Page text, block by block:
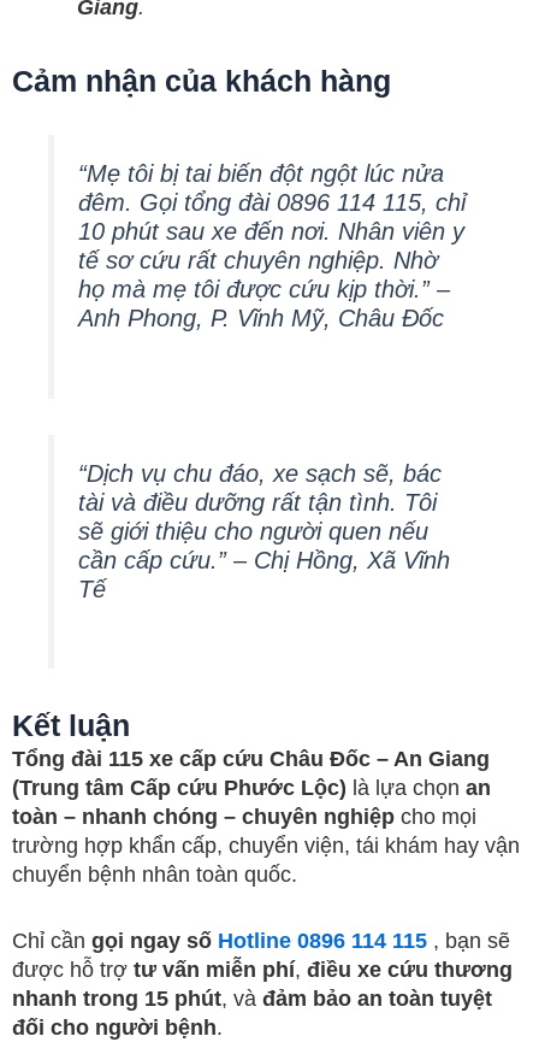
Giang.
Cảm nhận của khách hàng
“Mẹ tôi bị tai biến đột ngột lúc nửa
đêm. Gọi tổng đài 0896 114 115, chỉ
10 phút sau xe đến nơi. Nhân viên y
tế sơ cứu rất chuyên nghiệp. Nhờ
họ mà mẹ tôi được cứu kịp thời.” –
Anh Phong, P. Vĩnh Mỹ, Châu Đốc
“Dịch vụ chu đáo, xe sạch sẽ, bác
tài và điều dưỡng rất tận tình. Tôi
sẽ giới thiệu cho người quen nếu
cần cấp cứu.” – Chị Hồng, Xã Vĩnh
Tế
Kết luận
Tổng đài 115 xe cấp cứu Châu Đốc – An Giang
(Trung tâm Cấp cứu Phước Lộc) là lựa chọn an
toàn – nhanh chóng – chuyên nghiệp cho mọi
trường hợp khẩn cấp, chuyển viện, tái khám hay vận
chuyển bệnh nhân toàn quốc.
Chỉ cần gọi ngay số Hotline 0896 114 115 , bạn sẽ
được hỗ trợ tư vấn miễn phí, điều xe cứu thương
nhanh trong 15 phút, và đảm bảo an toàn tuyệt
đối cho người bệnh.